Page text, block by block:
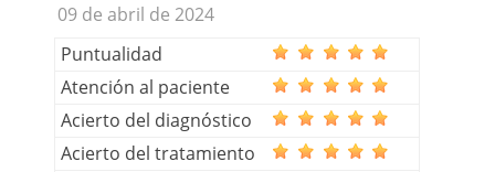
09 de abril de 2024
Puntualidad
Atención al paciente
Acierto del diagnóstico
Acierto del tratamiento